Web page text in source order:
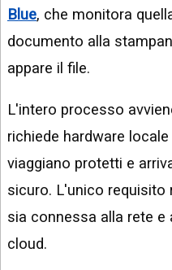
Blue, che monitora
documento alla
appare il file.
L'intero processo
richiede hardware
viaggiano protetti e
sicuro. L'unico requisito
sia connessa alla rete e
cloud.